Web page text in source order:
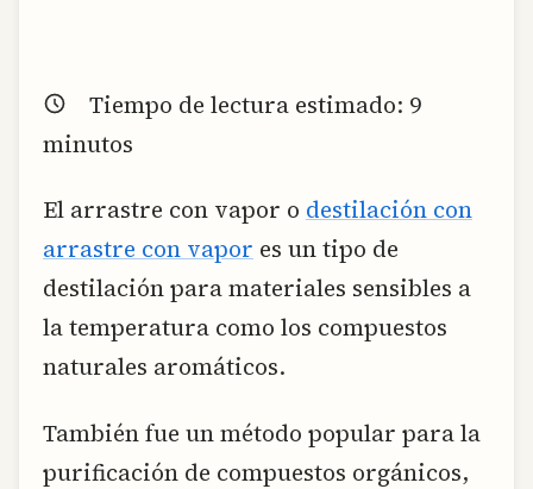
Tiempo de lectura estimado: 9
minutos
El arrastre con vapor o destilación con
arrastre con vapor es un tipo de
destilación para materiales sensibles a
la temperatura como los compuestos
naturales aromáticos.
También fue un método popular para la
purificación de compuestos orgánicos,